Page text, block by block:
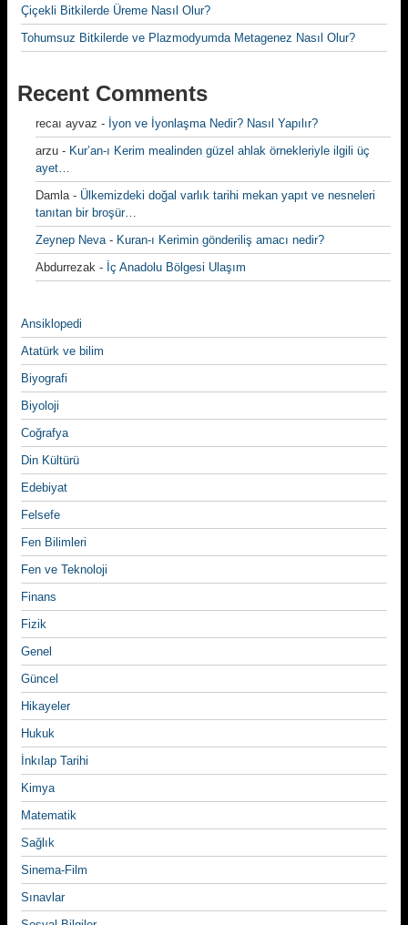
Çiçekli Bitkilerde Üreme Nasıl Olur?
Tohumsuz Bitkilerde ve Plazmodyumda Metagenez Nasıl Olur?
Recent Comments
recaı ayvaz - İyon ve İyonlaşma Nedir? Nasıl Yapılır?
arzu - Kur’an-ı Kerim mealinden güzel ahlak örnekleriyle ilgili üç
ayet…
Damla- Ülkemizdeki doğal varlık tarihi mekan yapıt ve nesneleri
tanıtan bir broşür…
Zeynep Neva- Kuran-ı Kerimin gönderiliş amacı nedir?
Abdurrezak - İç Anadolu Bölgesi Ulaşım
Ansiklopedi
Atatürk ve bilim
Biyografi
Biyoloji
Coğrafya
Din Kültürü
Edebiyat
Felsefe
Fen Bilimleri
Fen ve Teknoloji
Finans
Fizik
Genel
Güncel
Hikayeler
Hukuk
İnkılap Tarihi
Kimya
Matematik
Sağlık
Sinema-Film
Sınavlar